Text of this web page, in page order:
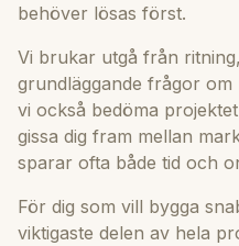
behöver lösas först.
Vi brukar utgå från
grundläggande frågor om
vi också bedöma
gissa dig fram mellan
sparar ofta både tid och
För dig som vill bygga
viktigaste delen av hela